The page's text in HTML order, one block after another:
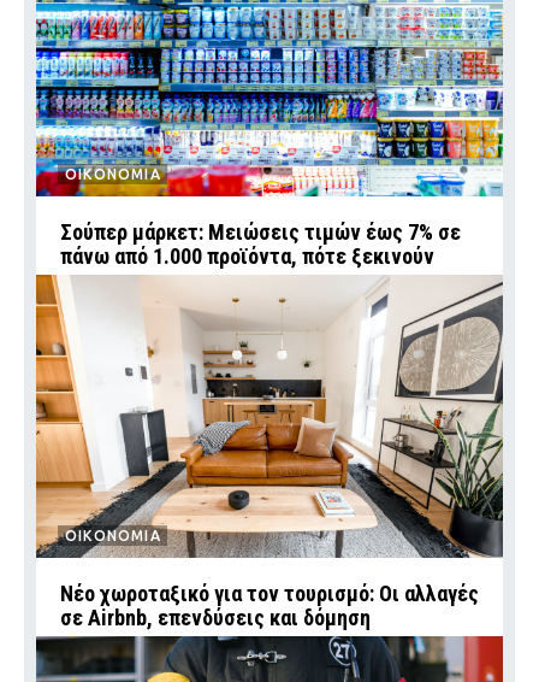
ΟΙΚΟΝΟΜΙΑ
Σούπερ μάρκετ: Μειώσεις τιμών έως 7% σε
πάνω από 1.000 προϊόντα, πότε ξεκινούν
ΟΙΚΟΝΟΜΙΑ
Νέο χωροταξικό για τον τουρισμό: Οι αλλαγές
σε Airbnb, επενδύσεις και δόμηση